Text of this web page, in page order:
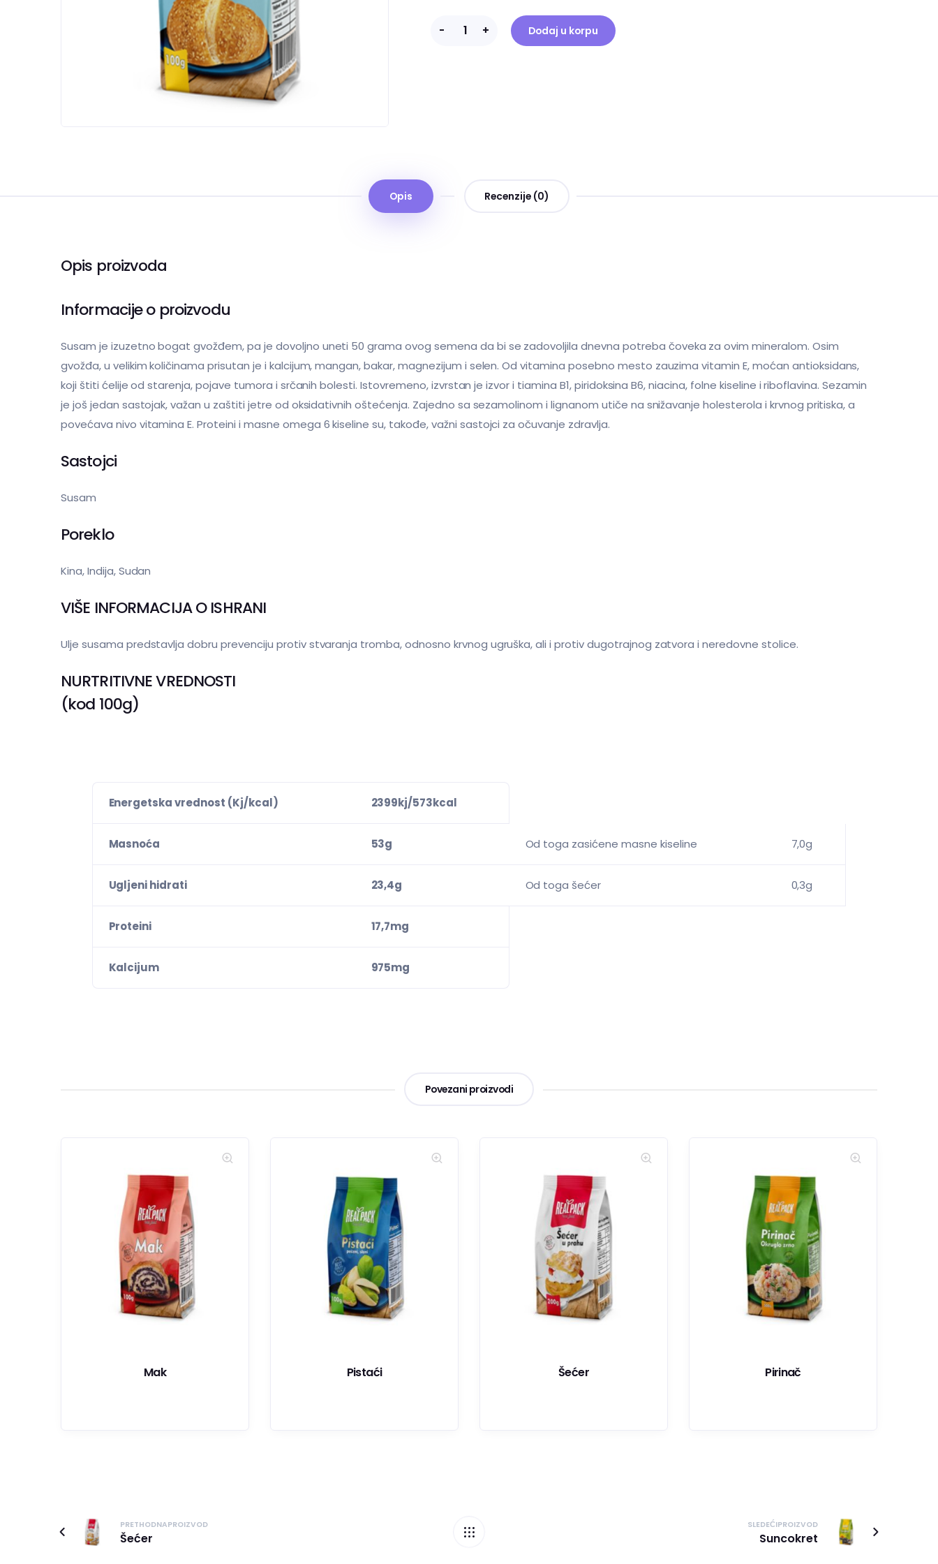
+
- Dodaj u korpu
Opis Recenzije (0)
Opis proizvoda
Informacije o proizvodu
Susam je izuzetno bogat gvožđem, pa je dovoljno uneti 50 grama ovog semena da bi se zadovoljila dnevna potreba čoveka za ovim mineralom. Osim
gvožđa, u velikim količinama prisutan je i kalcijum, mangan, bakar, magnezijum i selen. Od vitamina posebno mesto zauzima vitamin E, moćan antioksidans,
koji štiti ćelije od starenja, pojave tumora i srčanih bolesti. Istovremeno, izvrstan je izvor i tiamina B1, piridoksina B6, niacina, folne kiseline i riboflavina. Sezamin
je još jedan sastojak, važan u zaštiti jetre od oksidativnih oštećenja. Zajedno sa sezamolinom i lignanom utiče na snižavanje holesterola i krvnog pritiska, a
povećava nivo vitamina E. Proteini i masne omega 6 kiseline su, takođe, važni sastojci za očuvanje zdravlja.
Sastojci
Susam
Poreklo
Kina, Indija, Sudan
VIŠE INFORMACIJA O ISHRANI
Ulje susama predstavlja dobru prevenciju protiv stvaranja tromba, odnosno krvnog ugruška, ali i protiv dugotrajnog zatvora i neredovne stolice.
NURTRITIVNE VREDNOSTI
(kod 100g)
Energetska vrednost (Kj/kcal) 2399kj/573kcal
Masnoća 53g Od toga zasićene masne kiseline 7,0g
Ugljeni hidrati 23,4g Od toga šećer 0,3g
Proteini 17,7mg
Kalcijum 975mg
Povezani proizvodi
Mak Pistaći Šećer Pirinač
PRETHODNAPROIZVOD
Šećer
SLEDEĆIPROIZVOD
Suncokret